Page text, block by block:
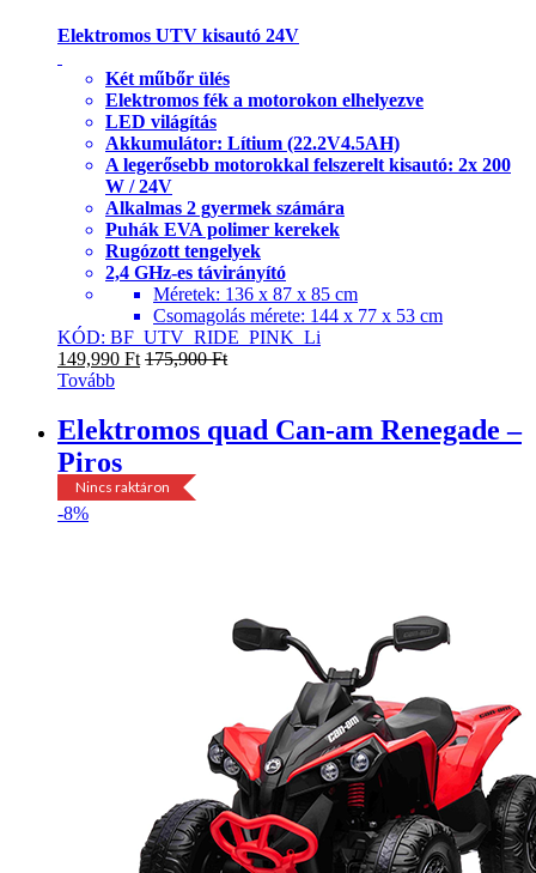
Elektromos UTV kisautó 24V
Két műbőr ülés
Elektromos fék a motorokon elhelyezve
LED világítás
Akkumulátor: Lítium (22.2V4.5AH)
A legerősebb motorokkal felszerelt kisautó: 2x 200
W / 24V
Alkalmas 2 gyermek számára
Puhák EVA polimer kerekek
Rugózott tengelyek
2,4 GHz-es távirányító
Méretek: 136 x 87 x 85 cm
Csomagolás mérete: 144 x 77 x 53 cm
KÓD: BF_UTV_RIDE_PINK_Li
149,990 Ft 175,900Ft
Tovább
Nincs raktáron
Elektromos quad Can-am Renegade –
Piros
-8%